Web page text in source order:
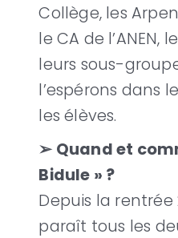
Collège, les
le CA de l’ANEN,
leurs sous-
l’espérons dans
les élèves.
➢ Quand et
Bidule » ?
Depuis la rentrée
paraît tous les